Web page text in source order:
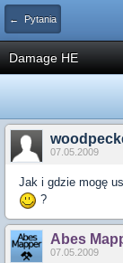
← Pytania
Damage HE
07.05.2009
Jak i gdzie mogę
?
Abes
07.05.2009